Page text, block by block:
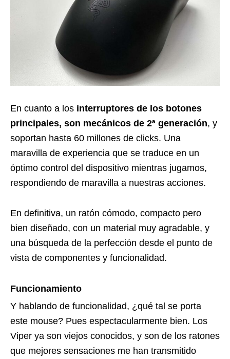
En cuanto a los interruptores de los botones
principales, son mecánicos de 2ª generación, y
soportan hasta 60 millones de clicks. Una
maravilla de experiencia que se traduce en un
óptimo control del dispositivo mientras jugamos,
respondiendo de maravilla a nuestras acciones.
En definitiva, un ratón cómodo, compacto pero
bien diseñado, con un material muy agradable, y
una búsqueda de la perfección desde el punto de
vista de componentes y funcionalidad.
Funcionamiento
Y hablando de funcionalidad, ¿qué tal se porta
este mouse? Pues espectacularmente bien. Los
Viper ya son viejos conocidos, y son de los ratones
que mejores sensaciones me han transmitido